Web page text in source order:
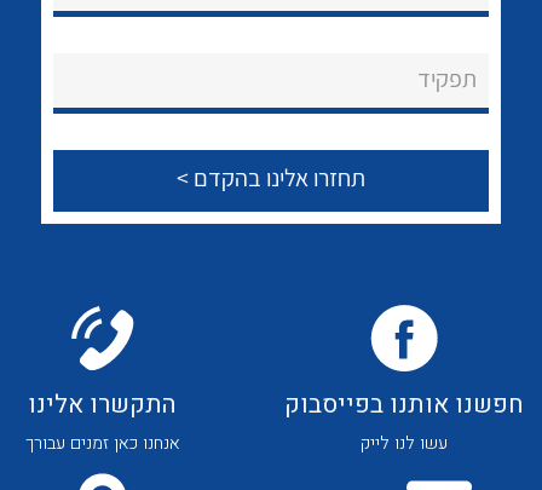
צור קשר
לכל מוצרי היצרן לכל מוצרי היצרן
תפקיד
חפשנו אותנו בפייסבוק
עשו לנו לייק
התקשרו אלינו
אנחנו כאן זמנים עבורך